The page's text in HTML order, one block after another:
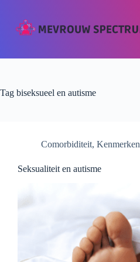
Tag biseksueel en autisme
Comorbiditeit, Kenmerken
Seksualiteit en autisme